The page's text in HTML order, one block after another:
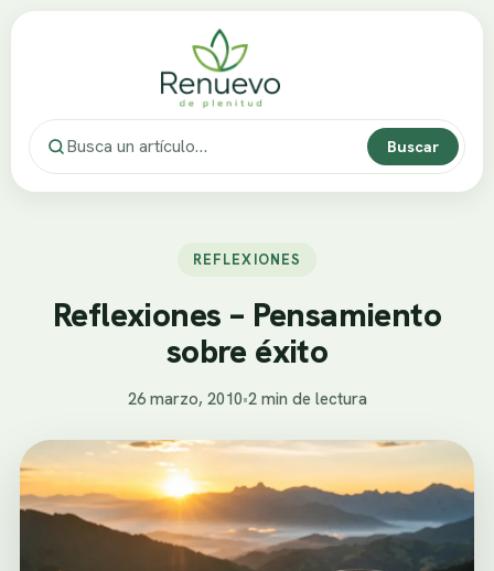
Buscar
REFLEXIONES
Reflexiones – Pensamiento
sobre éxito
26 marzo, 2010•2 min de lectura